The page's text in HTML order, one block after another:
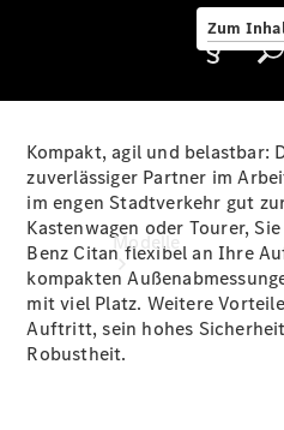
Zum
Anbieter/
Modelle
Kompakt, agil und belastbar:
zuverlässiger Partner im
im engen Stadtverkehr gut
Kastenwagen oder Tourer,
Benz Citan flexibel an Ihre
kompakten
mit viel Platz. Weitere
Auftritt, sein hohes
Robustheit.